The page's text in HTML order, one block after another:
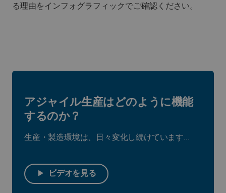
る理由をインフォグラフィックでご確認ください。
アジャイル生産はどのように機能
するのか？
生産・製造環境は、日々変化し続けています...
ビデオを見る